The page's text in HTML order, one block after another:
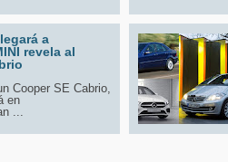
a
revela al
Cooper SE Cabrio,
en
...